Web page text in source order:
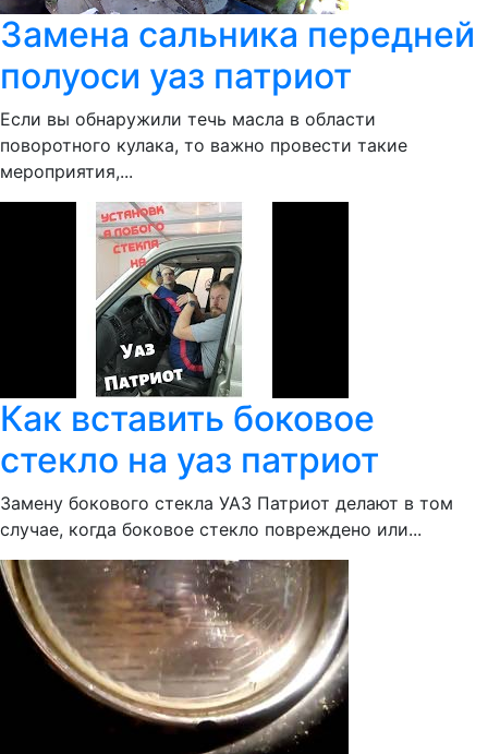
Замена сальника передней
полуоси уаз патриот
Если вы обнаружили течь масла в области
поворотного кулака, то важно провести такие
мероприятия,...
Как вставить боковое
стекло на уаз патриот
Замену бокового стекла УАЗ Патриот делают в том
случае, когда боковое стекло повреждено или...